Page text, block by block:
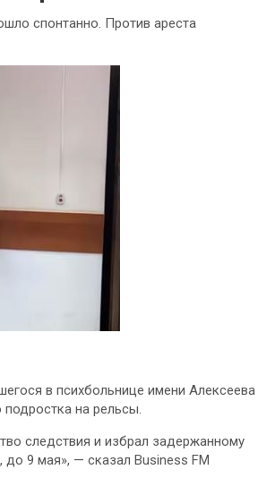
спонтанно. Против ареста
в психбольнице имени Алексеева
на рельсы.
следствия и избрал задержанному
9 мая», — сказал Business FM